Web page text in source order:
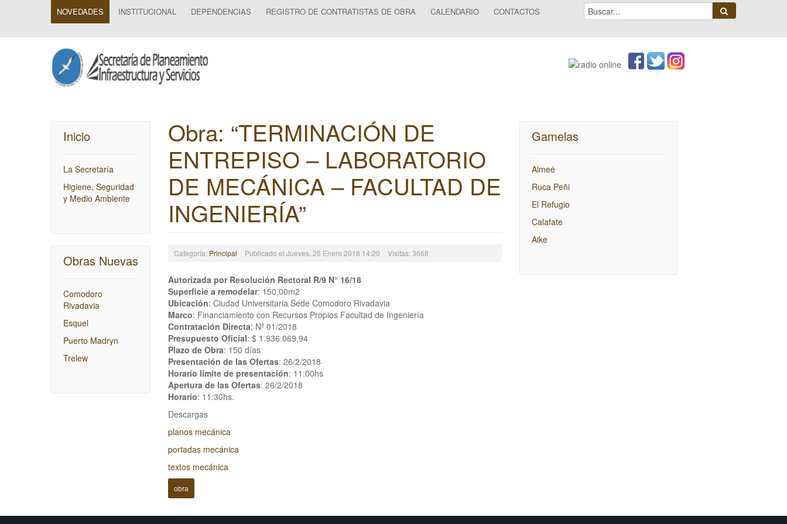
NOVEDADES INSTITUCIONAL DEPENDENCIAS REGISTRO DE CONTRATISTAS DE OBRA CALENDARIO CONTACTOS
Inicio
La Secretaría
Higiene, Seguridad
y Medio Ambiente
Obras Nuevas
Comodoro
Rivadavia
Esquel
Puerto Madryn
Trelew
Obra: “TERMINACIÓN DE
ENTREPISO – LABORATORIO
DE MECÁNICA – FACULTAD DE
INGENIERÍA”
Categoría: Principal Publicado el Jueves, 25 Enero 2018 14:20 Visitas: 3668
Autorizada por Resolución Rectoral R/9 N° 16/18
Superficie a remodelar: 150,00m2
Ubicación: Ciudad Universitaria Sede Comodoro Rivadavia
Marco: Financiamiento con Recursos Propios Facultad de Ingeniería
Contratación Directa: Nº 01/2018
Presupuesto Oficial: $ 1.936.069,94
Plazo de Obra: 150 días
Presentación de las Ofertas: 26/2/2018
Horario límite de presentación: 11:00hs
Apertura de las Ofertas: 26/2/2018
Horario: 11:30hs.
Descargas
planos mecánica
portadas mecánica
textos mecánica
obra
Gamelas
Aimeé
Ruca Peñi
El Refugio
Calafate
Aike